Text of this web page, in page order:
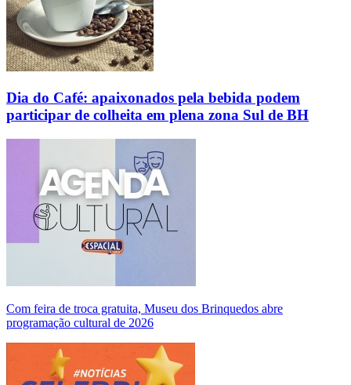
Dia do Café: apaixonados pela bebida podem
participar de colheita em plena zona Sul de BH
Com feira de troca gratuita, Museu dos Brinquedos abre
programação cultural de 2026